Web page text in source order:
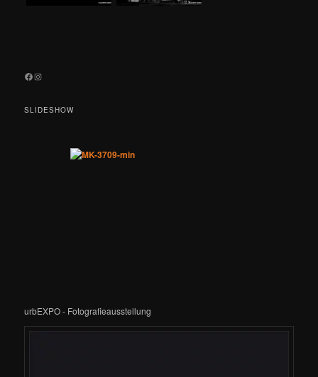
Facebook
Instagram
SLIDESHOW
urbEXPO - Fotografieausstellung